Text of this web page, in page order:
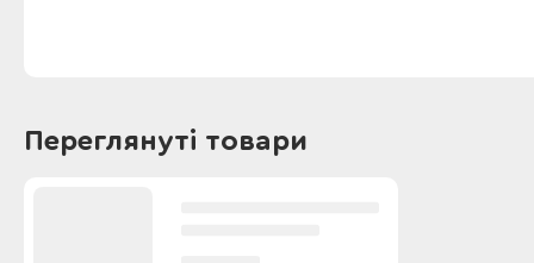
Переглянуті товари